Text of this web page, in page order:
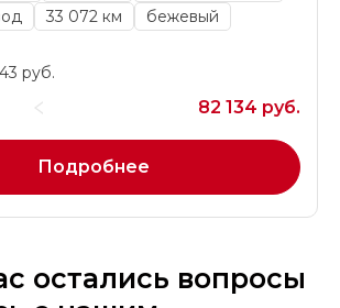
33 072 км бежевый
руб.
82 134 руб.
Подробнее
остались вопросы